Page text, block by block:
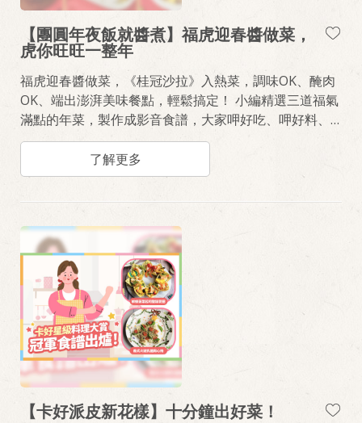
【團圓年夜飯就醬煮】福虎迎春醬做菜，
虎你旺旺一整年
福虎迎春醬做菜，《桂冠沙拉》入熱菜，調味OK、醃肉
OK、端出澎湃美味餐點，輕鬆搞定！ 小編精選三道福氣
滿點的年菜，製作成影音食譜，大家呷好吃、呷好料、
呷福氣啦！
了解更多
【卡好派皮新花樣】十分鐘出好菜！